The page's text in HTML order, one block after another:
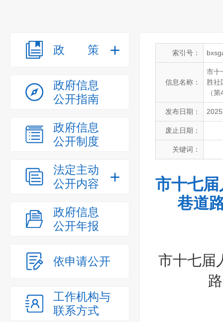
政策
政府信息
公开指南
政府信息
公开制度
法定主动
公开内容
政府信息
公开年报
依申请公开
工作机构与
联系方式
索引号：
信息名称：
市十
胜社
（
发布日期：
废止日期：
关键词：
市十七
巷道
市十七届